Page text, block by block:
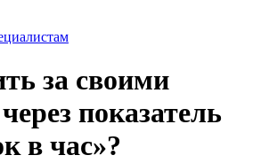
за своими
показатель
в час»?